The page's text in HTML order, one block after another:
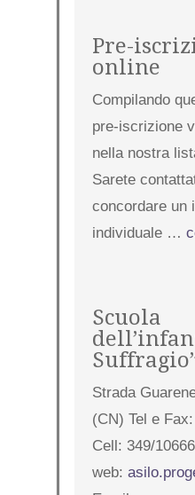
Pre-
online
Compilando
pre-iscrizione
nella nostra
Sarete
concordare un
individuale …
Scuola
Strada
(CN) Tel e
Cell: 349/
web: